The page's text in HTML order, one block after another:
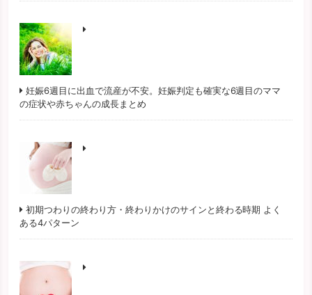
妊娠6週目に出血で流産が不安。妊娠判定も確実な6週目のママ
の症状や赤ちゃんの成長まとめ
初期つわりの終わり方・終わりかけのサインと終わる時期 よく
ある4パターン